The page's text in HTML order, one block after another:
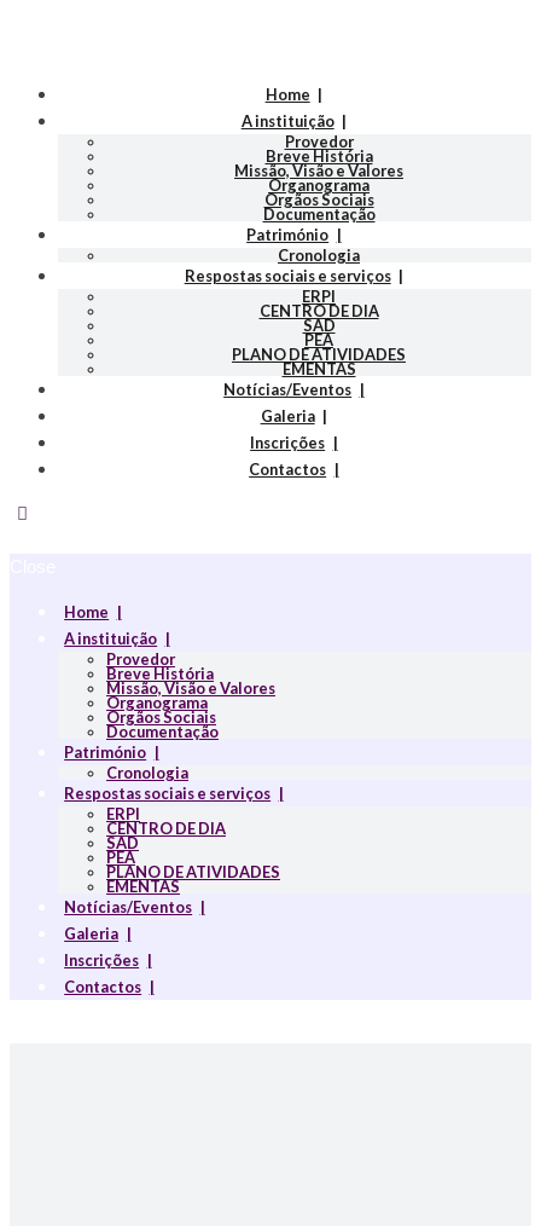
Home
A instituição
Provedor
Breve História
Missão, Visão e Valores
Organograma
Orgãos Sociais
Documentação
Património
Cronologia
Respostas sociais e serviços
ERPI
CENTRO DE DIA
SAD
PEA
PLANO DE ATIVIDADES
EMENTAS
Notícias/Eventos
Galeria
Inscrições
Contactos
Home
A instituição
Provedor
Breve História
Missão, Visão e Valores
Organograma
Orgãos Sociais
Documentação
Património
Cronologia
Respostas sociais e serviços
ERPI
CENTRO DE DIA
SAD
PEA
PLANO DE ATIVIDADES
EMENTAS
Notícias/Eventos
Galeria
Inscrições
Contactos